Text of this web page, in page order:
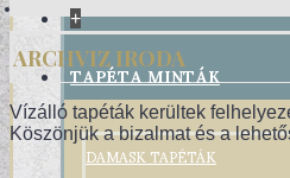
+
TAPÉTA MINTÁK
DAMASK TAPÉTÁK
ARCHVIZ IRODA
Vízálló tapéták kerültek
Köszönjük a bizalmat és a